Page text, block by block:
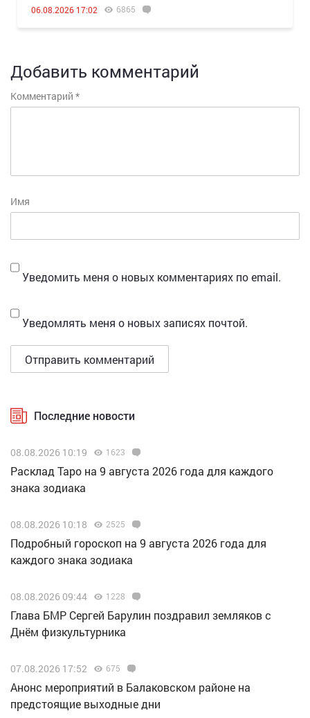
06.08.2026 17:02 6865
Добавить комментарий
Комментарий *
Имя
Уведомить меня о новых комментариях по email.
Уведомлять меня о новых записях почтой.
Последние новости
08.08.2026 10:19 1623
Расклад Таро на 9 августа 2026 года для каждого
знака зодиака
08.08.2026 10:18 2525
Подробный гороскоп на 9 августа 2026 года для
каждого знака зодиака
08.08.2026 09:44 1228
Глава БМР Сергей Барулин поздравил земляков с
Днём физкультурника
07.08.2026 17:52 675
Анонс мероприятий в Балаковском районе на
предстоящие выходные дни